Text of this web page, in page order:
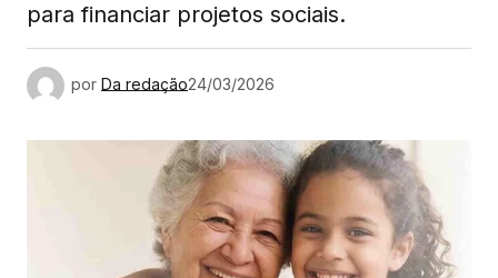
para financiar projetos sociais.
por Da redação24/03/2026